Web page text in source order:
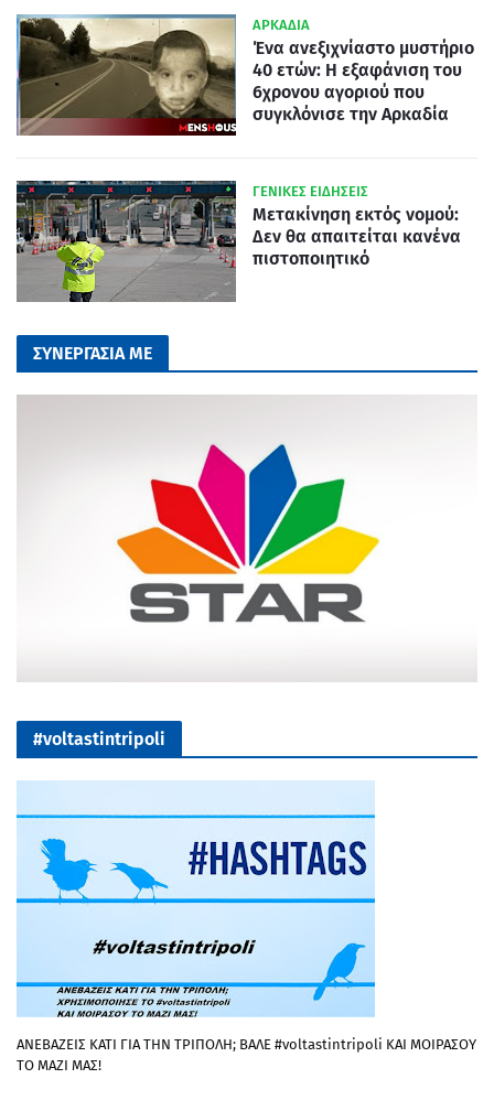
ΑΡΚΑΔΙΑ
Ένα ανεξιχνίαστο μυστήριο
40 ετών: Η εξαφάνιση του
6χρονου αγοριού που
συγκλόνισε την Αρκαδία
ΓΕΝΙΚΕΣ ΕΙΔΗΣΕΙΣ
Μετακίνηση εκτός νομού:
Δεν θα απαιτείται κανένα
πιστοποιητικό
ΣΥΝΕΡΓΑΣΙΑ ΜΕ
#voltastintripoli
ΑΝΕΒΑΖΕΙΣ ΚΑΤΙ ΓΙΑ ΤΗΝ ΤΡΙΠΟΛΗ; ΒΑΛΕ #voltastintripoli ΚΑΙ ΜΟΙΡΑΣΟΥ
ΤΟ ΜΑΖΙ ΜΑΣ!